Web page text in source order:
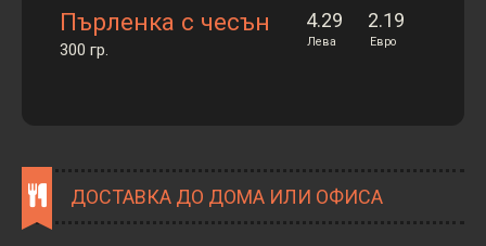
Пърленка с чесън 4.29
Лева
2.19
Евро
300 гр.
ДОСТАВКА ДО ДОМА ИЛИ ОФИСА